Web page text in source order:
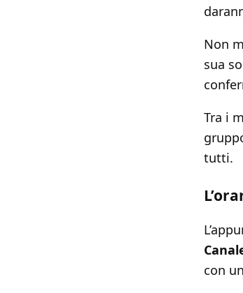
Non
sua
Tra i
tutti.
con